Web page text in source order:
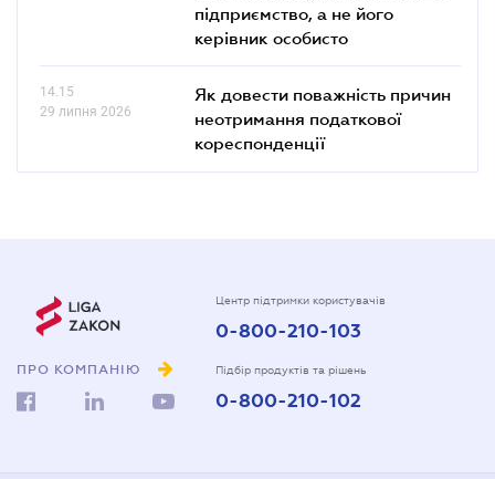
підприємство, а не його
керівник особисто
14.15
29 липня 2026
Як довести поважність причин
неотримання податкової
кореспонденції
ПРО КОМПАНІЮ
Центр підтримки користувачів
0-800-210-103
Підбір продуктів та рішень
0-800-210-102